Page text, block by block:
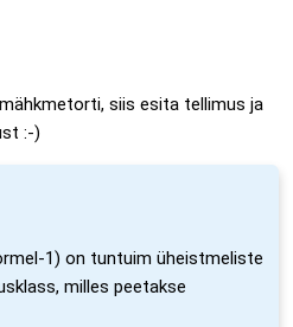
siis esita tellimus ja
:-)
1) on tuntuim üheistmeliste
milles peetakse